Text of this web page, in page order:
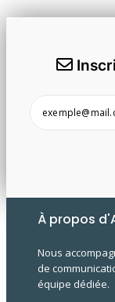
À propos
Nous
de
équipe dédiée.